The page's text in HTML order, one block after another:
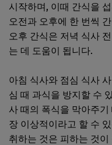
시작하며, 이때 간식을
오전과 오후에 한 번씩
오후 간식은 저녁 식사
는 데 도움이 됩니다.
아침 식사와 점심 식사
심 때 과식을 방지할 수
사 때의 폭식을 막아주
장 이상적이라고 할 수
취하는 것은 피하는 것